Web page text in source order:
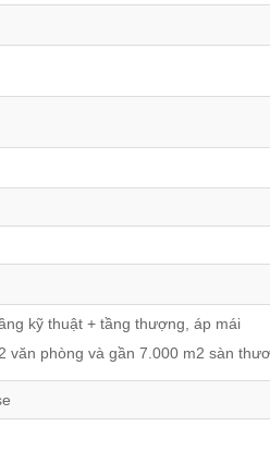
kỹ thuật + tầng thượng, áp mái
văn phòng và gần 7.000 m2 sàn